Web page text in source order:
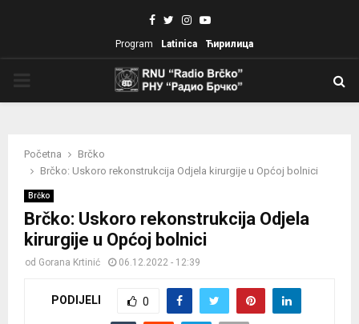
Facebook
TwitterInstagram
Youtube
Program Latinica Ћирилица
Početna
Brčko
Brčko: Uskoro rekonstrukcija Odjela kirurgije u Općoj bolnici
Brčko
Brčko: Uskoro rekonstrukcija Odjela
kirurgije u Općoj bolnici
od Gorana Krtinić 06.12.2022 - 12:39
PODIJELI 0